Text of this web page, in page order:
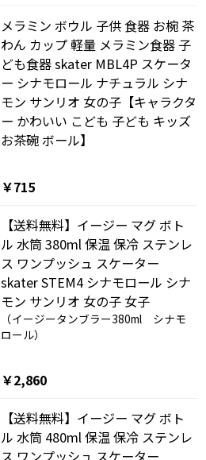
メラミン ボウル 子供 食器 お椀 茶
わん カップ 軽量 メラミン食器 子
ども食器 skater MBL4P スケータ
ー シナモロール ナチュラル シナ
モン サンリオ 女の子【キャラクタ
ー かわいい こども 子ども キッズ
お茶碗 ボール】
￥715
【送料無料】イージー マグ ボト
ル 水筒 380ml 保温 保冷 ステンレ
ス ワンプッシュ スケーター
skater STEM4 シナモロール シナ
モン サンリオ 女の子 女子
（イージータンブラー380ml シナモ
ロール）
￥2,860
【送料無料】イージー マグ ボト
ル 水筒 480ml 保温 保冷 ステンレ
ス ワンプッシュ スケーター